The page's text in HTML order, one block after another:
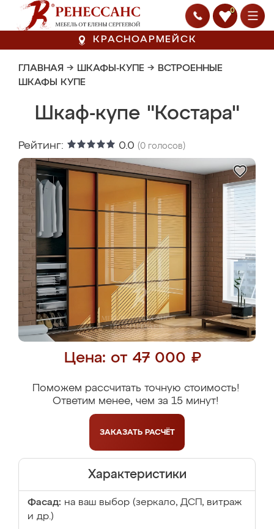
0
КРАСНОАРМЕЙСК
ГЛАВНАЯ → ШКАФЫ-КУПЕ → ВСТРОЕННЫЕ
ШКАФЫ КУПЕ
Шкаф-купе "Костара"
Рейтинг: 0.0 (0 голосов)
Цена: от 47 000 ₽
Поможем рассчитать точную стоимость!
Ответим менее, чем за 15 минут!
ЗАКАЗАТЬ РАСЧЁТ
Характеристики
Фасад: на ваш выбор (зеркало, ДСП, витраж
и др.)